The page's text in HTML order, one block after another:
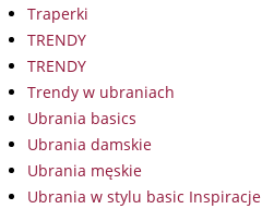
Traperki
TRENDY
TRENDY
Trendy w ubraniach
Ubrania basics
Ubrania damskie
Ubrania męskie
Ubrania w stylu basic Inspiracje